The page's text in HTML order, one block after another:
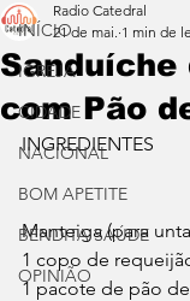
INÍCIO
IGREJA
CIDADE
NACIONAL
BOM APETITE
BENDITA SAÚDE
OPINIÃO
Sanduíche
com Pão
Radio Catedral
21 de mai. 1 min de
INGREDIENTES
Manteiga (para
1 copo de
1 pacote de pão